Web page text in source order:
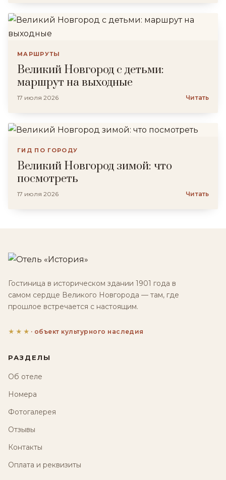
МАРШРУТЫ
Великий Новгород с детьми:
маршрут на выходные
17 июля 2026 Читать
ГИД ПО ГОРОДУ
Великий Новгород зимой: что
посмотреть
17 июля 2026 Читать
Гостиница в историческом здании 1901 года в
самом сердце Великого Новгорода — там, где
прошлое встречается с настоящим.
★★★ · объект культурного наследия
РАЗДЕЛЫ
Об отеле
Номера
Фотогалерея
Отзывы
Контакты
Оплата и реквизиты